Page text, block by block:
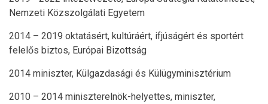
Nemzeti Közszolgálati Egyetem
2014 – 2019 oktatásért, kultúráért, ifjúságért és sportért
felelős biztos, Európai Bizottság
2014 miniszter, Külgazdasági és Külügyminisztérium
2010 – 2014 miniszterelnök-helyettes, miniszter,